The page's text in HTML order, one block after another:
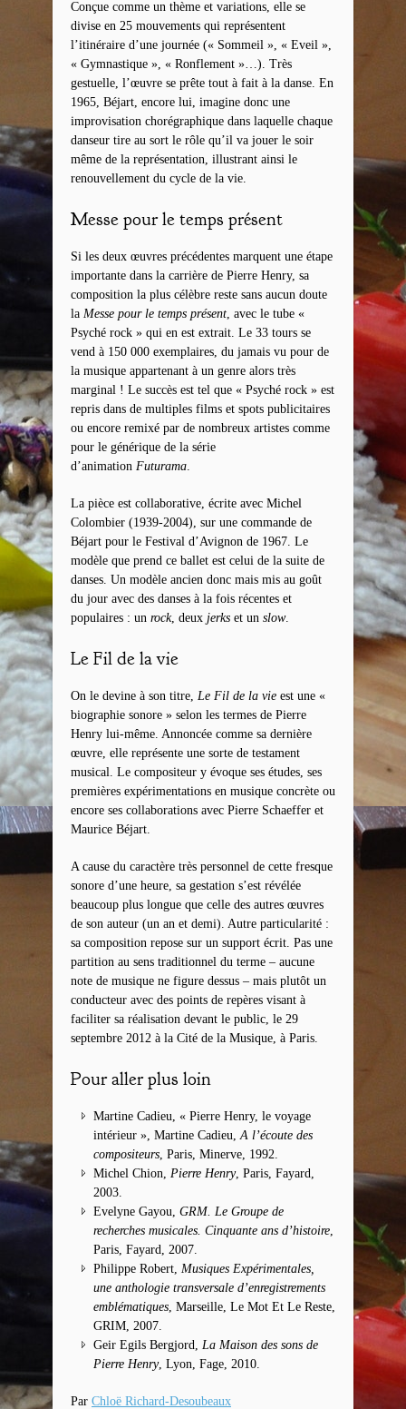
Conçue comme un thème et variations, elle se
divise en 25 mouvements qui représentent
l’itinéraire d’une journée (« Sommeil », « Eveil »,
« Gymnastique », « Ronflement »…). Très
gestuelle, l’œuvre se prête tout à fait à la danse. En
1965, Béjart, encore lui, imagine donc une
improvisation chorégraphique dans laquelle chaque
danseur tire au sort le rôle qu’il va jouer le soir
même de la représentation, illustrant ainsi le
renouvellement du cycle de la vie.
Messe pour le temps présent
Si les deux œuvres précédentes marquent une étape
importante dans la carrière de Pierre Henry, sa
composition la plus célèbre reste sans aucun doute
la Messe pour le temps présent, avec le tube «
Psyché rock » qui en est extrait. Le 33 tours se
vend à 150 000 exemplaires, du jamais vu pour de
la musique appartenant à un genre alors très
marginal ! Le succès est tel que « Psyché rock » est
repris dans de multiples films et spots publicitaires
ou encore remixé par de nombreux artistes comme
pour le générique de la série
d’animation Futurama.
La pièce est collaborative, écrite avec Michel
Colombier (1939-2004), sur une commande de
Béjart pour le Festival d’Avignon de 1967. Le
modèle que prend ce ballet est celui de la suite de
danses. Un modèle ancien donc mais mis au goût
du jour avec des danses à la fois récentes et
populaires : un rock, deux jerks et un slow.
Le Fil de la vie
On le devine à son titre, Le Fil de la vie est une «
biographie sonore » selon les termes de Pierre
Henry lui-même. Annoncée comme sa dernière
œuvre, elle représente une sorte de testament
musical. Le compositeur y évoque ses études, ses
premières expérimentations en musique concrète ou
encore ses collaborations avec Pierre Schaeffer et
Maurice Béjart.
A cause du caractère très personnel de cette fresque
sonore d’une heure, sa gestation s’est révélée
beaucoup plus longue que celle des autres œuvres
de son auteur (un an et demi). Autre particularité :
sa composition repose sur un support écrit. Pas une
partition au sens traditionnel du terme – aucune
note de musique ne figure dessus – mais plutôt un
conducteur avec des points de repères visant à
faciliter sa réalisation devant le public, le 29
septembre 2012 à la Cité de la Musique, à Paris.
Pour aller plus loin
Martine Cadieu, « Pierre Henry, le voyage
intérieur », Martine Cadieu,A l’écoute des
compositeurs, Paris, Minerve, 1992.
Michel Chion, Pierre Henry, Paris, Fayard,
2003.
Evelyne Gayou, GRM. Le Groupe de
recherches musicales. Cinquante ans d’histoire,
Paris, Fayard, 2007.
Philippe Robert, Musiques Expérimentales,
une anthologie transversale d’enregistrements
emblématiques, Marseille, Le Mot Et Le Reste,
GRIM, 2007.
Geir Egils Bergjord, La Maison des sons de
Pierre Henry, Lyon, Fage, 2010.
Par Chloë Richard-Desoubeaux